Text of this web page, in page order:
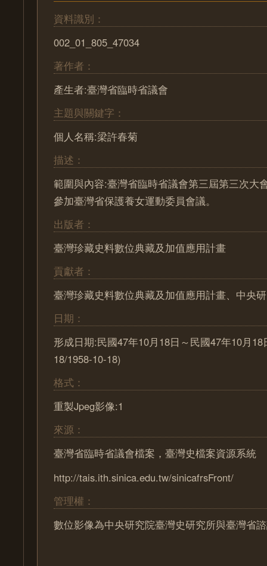
資料識別：
002_01_805_47034
著作者：
產生者:臺灣省臨時省議會
主題與關鍵字：
個人名稱:梁許春菊
描述：
範圍與內容:臺灣省臨時省議會第三屆第三次大
參加臺灣省保護養女運動委員會議。
出版者：
臺灣珍藏史料數位典藏及加值應用計畫
貢獻者：
臺灣珍藏史料數位典藏及加值應用計畫、中央
日期：
形成日期:民國47年10月18日～民國47年10月18
18/1958-10-18)
格式：
重製Jpeg影像:1
來源：
臺灣省臨時省議會檔案，臺灣史檔案資源系統
http://tais.ith.sinica.edu.tw/sinicafrsFront/
管理權：
數位影像為中央研究院臺灣史研究所與臺灣省